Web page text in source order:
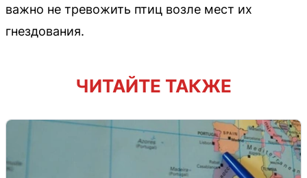
важно не тревожить птиц возле мест их
гнездования.
ЧИТАЙТЕ ТАКЖЕ